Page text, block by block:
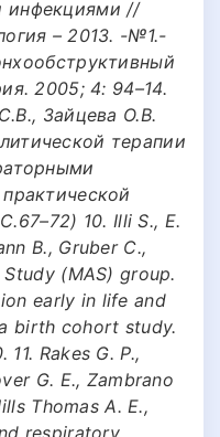
инфекциями //
– 2013. -№1.-
2005; 4: 94–14.
Зайцева О.В.
терапии
10. Illi S., E.
B., Gruber C.,
(MAS) group.
early in life and
birth cohort study.
Rakes G. P.,
G. E., Zambrano
Thomas A. E.,
respiratory